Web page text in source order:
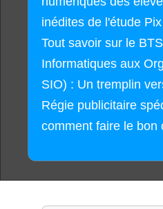
inédites de l'étude
Tout savoir sur le
Informatiques aux
SIO) : Un tremplin
Régie publicitaire
comment faire le bon